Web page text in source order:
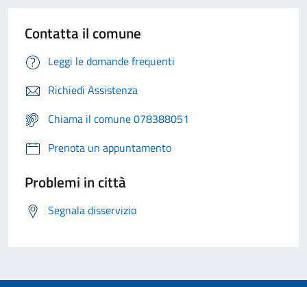
Contatta il comune
Leggi le domande frequenti
Richiedi Assistenza
Chiama il comune 078388051
Prenota un appuntamento
Problemi in città
Segnala disservizio